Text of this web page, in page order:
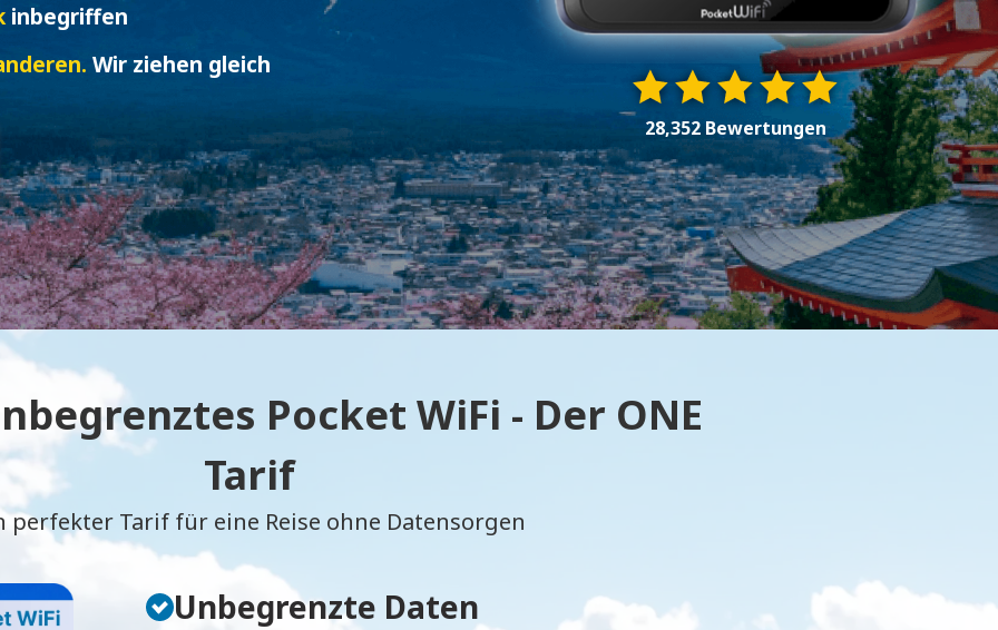
28,352 Bewertungen
inbegriffen
Wir ziehen gleich
Pocket WiFi - Der ONE
Tarif
perfekter Tarif für eine Reise ohne Datensorgen
Unbegrenzte Daten